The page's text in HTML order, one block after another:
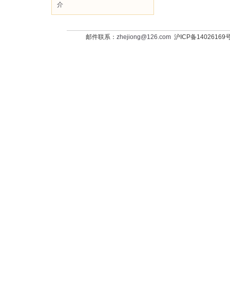
介
邮件联系： zhejiong@126.com沪ICP备14026169